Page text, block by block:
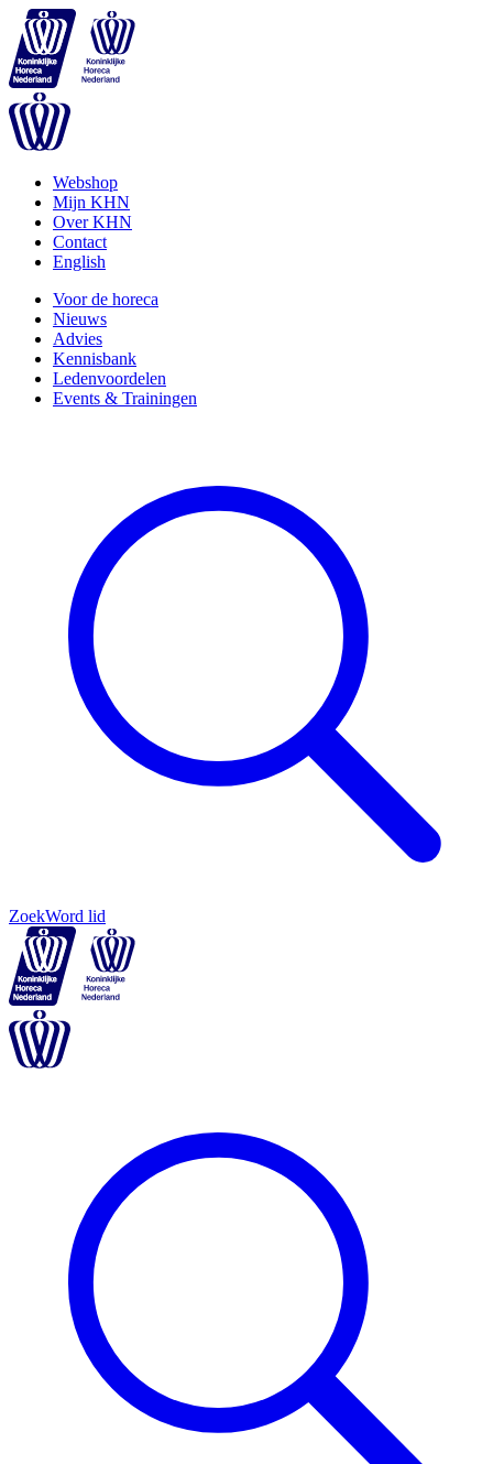
Webshop
Mijn KHN
Over KHN
Contact
English
Voor de horeca
Nieuws
Advies
Kennisbank
Ledenvoordelen
Events & Trainingen
ZoekWord lid